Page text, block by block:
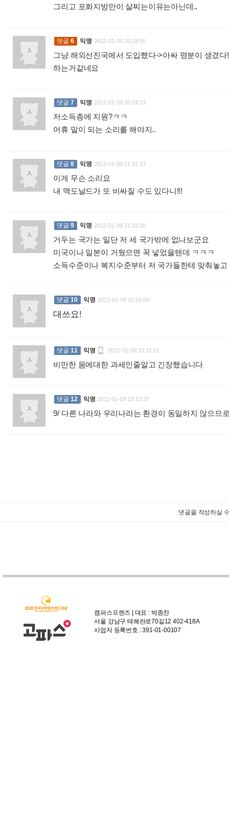
그리고 포화지방만이 살찌는이유는아닌데..
댓글 6 익명 2012-01-09 20:18:55
그냥 해외선진국에서 도입했다->아싸 명분이 생겼
하는거같네요
댓글 7 익명 2012-01-09 20:24:23
저소득층에 지원?ㅋㅋ
어휴 말이 되는 소리를 해야지..
댓글 8 익명 2012-01-09 21:31:17
이게 무슨 소리요
내 맥도날드가 또 비싸질 수도 있다니!!!
댓글 9 익명 2012-01-09 21:32:20
거두는 국가는 일단 저 세 국가밖에 없나보군요
미국이나 일본이 거뒀으면 꼭 넣었을텐데 ㅋㅋㅋ
소득수준이나 복지수준부터 저 국가들한테 맞춰놓
댓글 10 익명 2012-01-09 22:24:06
대쓰요!
댓글 11 익명  2012-01-09 23:12:51
비만한 몸에대한 과세인줄알고 긴장했습니다
댓글 12 익명 2012-01-09 23:13:37
9/ 다른 나라와 우리나라는 환경이 동일하지 않으므
댓글을 작성하실
캠퍼스프렌즈 | 대표 : 박종찬
서울 강남구 테헤란로70길12 402-418A
사업자 등록번호 : 391-01-00107